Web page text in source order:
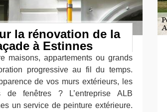
la rénovation de la
à Estinnes
maisons, appartements ou grands
progressive au fil du temps.
de vos murs extérieurs, les
de fenêtres ? L’entreprise ALB
un service de peinture extérieure.